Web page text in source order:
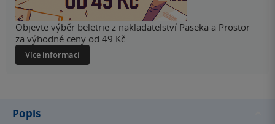
Objevte výběr beletrie z nakladatelství Paseka a Prostor
za výhodné ceny od 49 Kč.
Více informací
Popis